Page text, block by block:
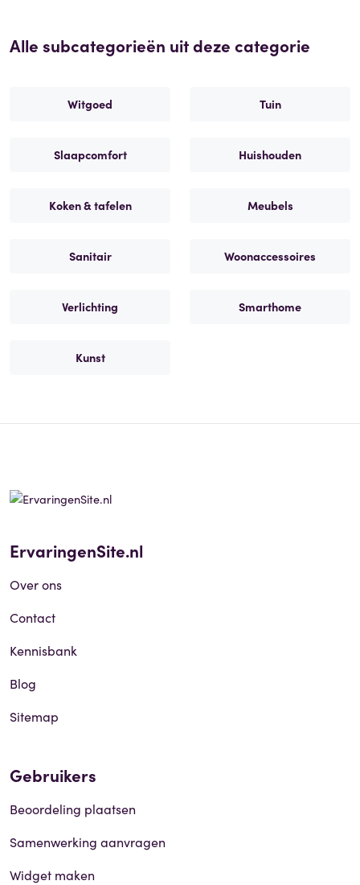
Alle subcategorieën uit deze categorie
Witgoed Tuin
Slaapcomfort Huishouden
Koken & tafelen Meubels
Sanitair Woonaccessoires
Verlichting Smarthome
Kunst
ErvaringenSite.nl
Over ons
Contact
Kennisbank
Blog
Sitemap
Gebruikers
Beoordeling plaatsen
Samenwerking aanvragen
Widget maken